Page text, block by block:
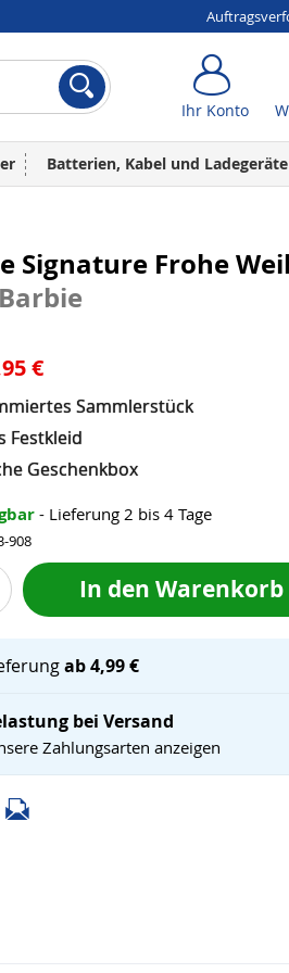
Ihr Konto
Batterien, Kabel und Ladegeräte
Signature Frohe
€
Sammlerstück
Festkleid
Geschenkbox
- Lieferung 2 bis 4 Tage
908
In den Warenkorb
ab 4,99 €
bei Versand
Zahlungsarten anzeigen
Ihr Konto